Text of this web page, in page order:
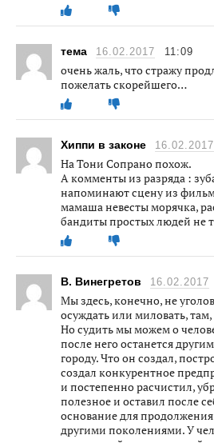
тема 16.02.2017 11:09
очень жаль, что стражу
пожелать скорейшего…
Хиппи в законе 16.02.2017
На Тони Сопрано похож.
А комменты из разряда :
напоминают сцену из
мамаша невесты морячка,
бандиты простых людей не
В. Винегретов 16.02.2017
Мы здесь, конечно, не
осуждать или миловать,
Но судить мы можем о
после него останется
городу. Что он создал,
создал конкурентное
и постепенно расчистил,
полезное и оставил после
основание для продолжения
другими поколениями. У